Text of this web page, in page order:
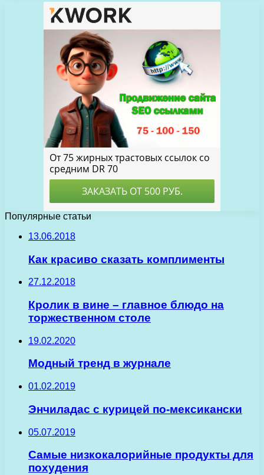
Популярные статьи
13.06.2018
Как красиво сказать комплименты
27.12.2018
Кролик в вине – главное блюдо на
торжественном столе
19.02.2020
Модный тренд в журнале
01.02.2019
Энчиладас с курицей по-мексикански
05.07.2019
Самые низкокалорийные продукты для
похудения